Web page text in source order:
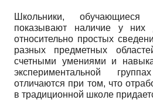
Школьники,
показывают наличие у них
относительно простых
разных предметных
счетными умениями и
экспериментальной
отличаются при том, что
в традиционной школе